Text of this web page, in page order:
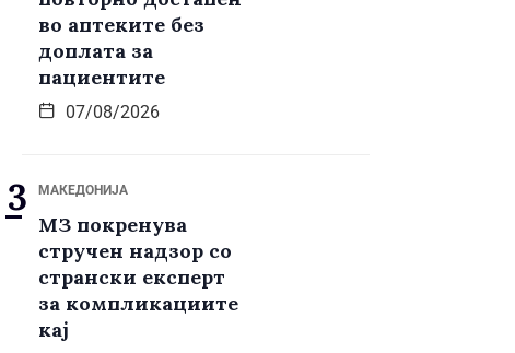
во аптеките без
доплата за
пациентите
07/08/2026
МАКЕДОНИЈА
МЗ покренува
стручен надзор со
странски експерт
за компликациите
кај